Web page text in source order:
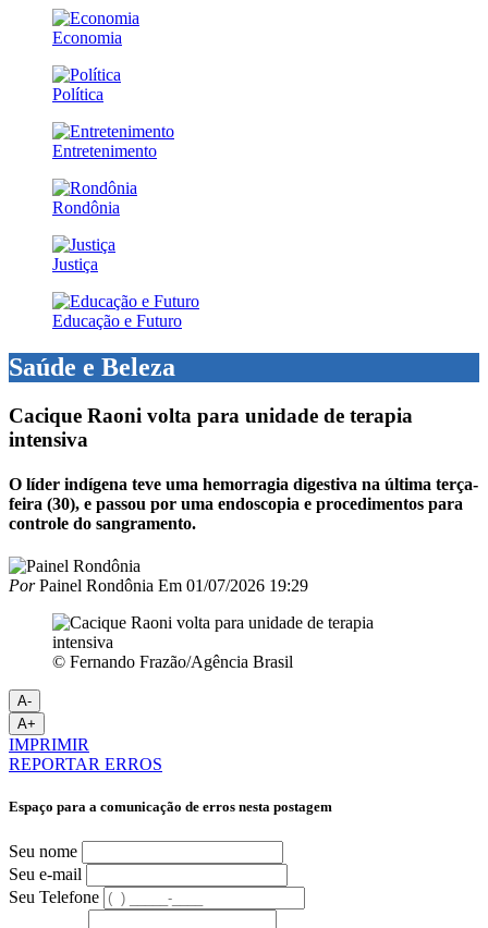
Economia
Política
Entretenimento
Rondônia
Justiça
Educação e Futuro
Saúde e Beleza
Cacique Raoni volta para unidade de terapia
intensiva
O líder indígena teve uma hemorragia digestiva na última terça-
feira (30), e passou por uma endoscopia e procedimentos para
controle do sangramento.
PorPainel Rondônia Em 01/07/2026 19:29
© Fernando Frazão/Agência Brasil
A-
A+
IMPRIMIR
REPORTAR ERROS
Espaço para a comunicação de erros nesta postagem
Seu nome
Seu e-mail
Seu Telefone